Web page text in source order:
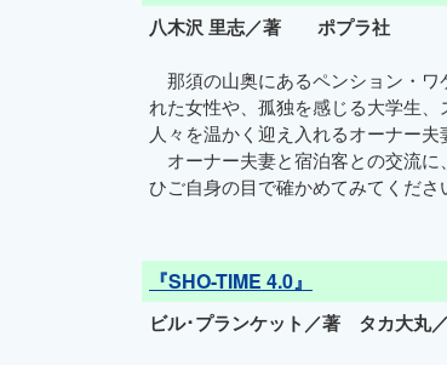
八木沢 里志／著 ポプラ社
那須の山奥にあるペンション・ワ
れた女性や、孤独を感じる大学生
人々を温かく迎え入れるオーナー
オーナー夫妻と宿泊客との交流に
ひご自身の目で確かめてみてくださ
『SHO-TIME 4.0』
ビル･プランケット／著 タカ大